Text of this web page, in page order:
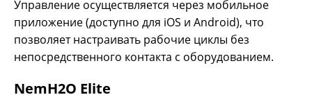
Управление осуществляется через мобильное
приложение (доступно для iOS и Android), что
позволяет настраивать рабочие циклы без
непосредственного контакта с оборудованием.
NemH2O Elite